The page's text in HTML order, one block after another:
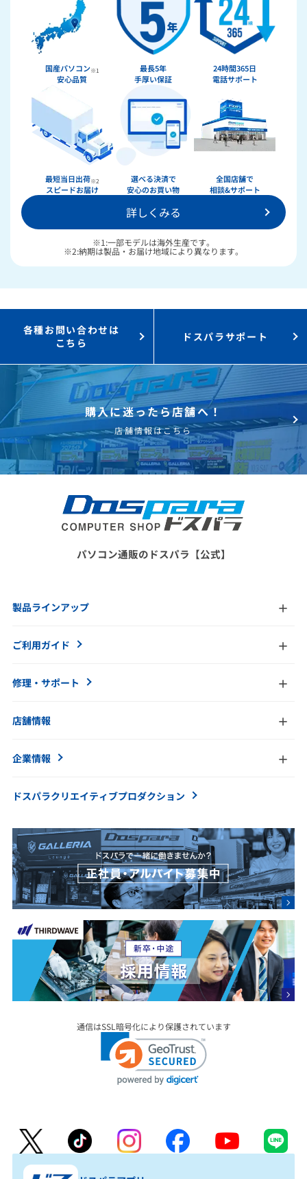
ドスパラ
36回まで無料！
新品のパーツ・周辺機器送料無料！
月額会員ならPC＋主要パーツ物損保証！
購入時のPC下取り3,000円値引き！
国産パソコン※1
安心品質
最長5年
手厚い保証
24時間365日
電話サポート
最短当日出荷※2
スピードお届け
選べる決済で
安心のお買い物
全国店舗で
相談&サポート
詳しくみる
※1:一部モデルは海外生産です。
※2:納期は製品・お届け地域により異なります。
各種お問い合わせは
こちら
ドスパラサポート
購入に迷ったら店舗へ！
店舗情報はこちら
パソコン通販のドスパラ【公式】
製品ラインアップ
ご利用ガイド
修理・サポート
店舗情報
企業情報
ドスパラクリエイティブプロダクション
通信はSSL暗号化により保護されています